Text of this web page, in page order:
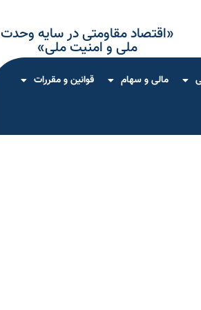
«اقتصاد مقاومتی در سایه وحدت
ملی و امنیت ملی»
مالی و سهام قوانین و مقررات